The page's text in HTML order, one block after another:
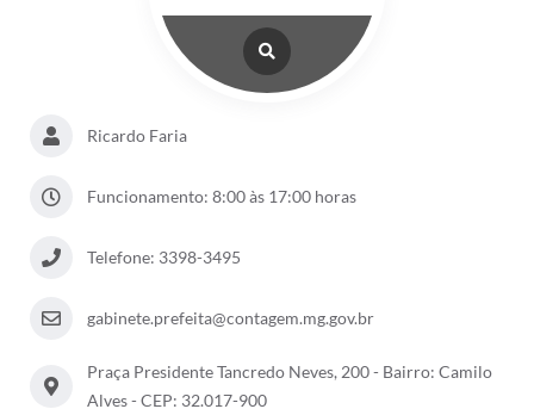
Ricardo Faria
Funcionamento: 8:00 às 17:00 horas
Telefone: 3398-3495
gabinete.prefeita@contagem.mg.gov.br
Praça Presidente Tancredo Neves, 200 - Bairro: Camilo
Alves - CEP: 32.017-900